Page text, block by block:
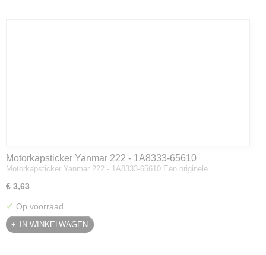
Motorkapsticker Yanmar 222 - 1A8333-65610
Motorkapsticker Yanmar 222 - 1A8333-65610 Een originele…
€ 3,63
✓ Op voorraad
IN WINKELWAGEN